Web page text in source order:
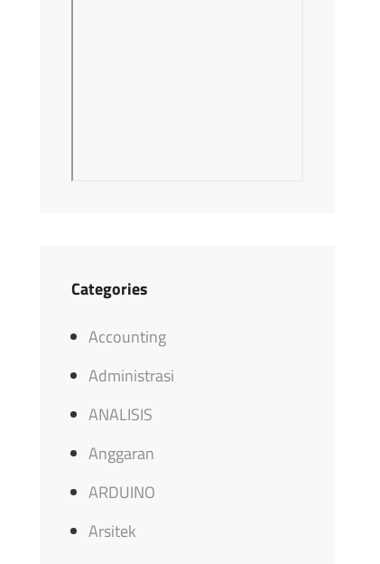
Categories
Accounting
Administrasi
ANALISIS
Anggaran
ARDUINO
Arsitek